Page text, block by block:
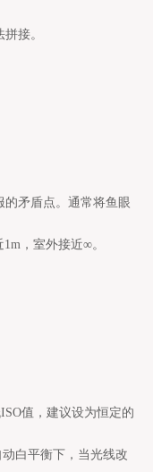
接。
矛盾点。通常将鱼眼
，室外接近∞。
值，建议设为恒定的
白平衡下，当光线改